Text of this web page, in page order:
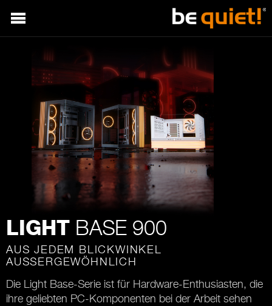
LIGHT BASE 900
AUS JEDEM BLICKWINKEL
AUSSERGEWÖHNLICH
Die Light Base-Serie ist für Hardware-Enthusiasten, die
ihre geliebten PC-Komponenten bei der Arbeit sehen